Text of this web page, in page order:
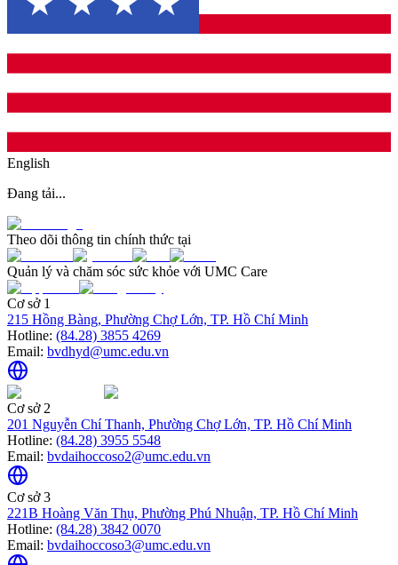
English
Đang tải...
Theo dõi thông tin chính thức tại
Quản lý và chăm sóc sức khỏe với UMC Care
Cơ sở 1
215 Hồng Bàng, Phường Chợ Lớn, TP. Hồ Chí Minh
Hotline: (84.28) 3855 4269
Email: bvdhyd@umc.edu.vn
Cơ sở 2
201 Nguyễn Chí Thanh, Phường Chợ Lớn, TP. Hồ Chí Minh
Hotline: (84.28) 3955 5548
Email: bvdaihoccoso2@umc.edu.vn
Cơ sở 3
221B Hoàng Văn Thụ, Phường Phú Nhuận, TP. Hồ Chí Minh
Hotline: (84.28) 3842 0070
Email: bvdaihoccoso3@umc.edu.vn